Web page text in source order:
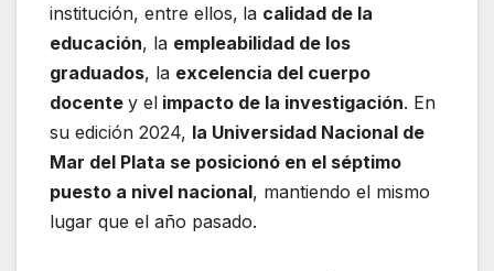
institución, entre ellos, la calidad de la
educación, la empleabilidad de los
graduados, la excelencia del cuerpo
docente y el impacto de la investigación. En
su edición 2024, la Universidad Nacional de
Mar del Plata se posicionó en el séptimo
puesto a nivel nacional, mantiendo el mismo
lugar que el año pasado.